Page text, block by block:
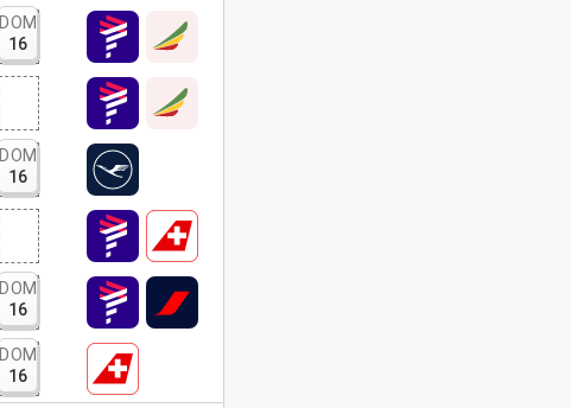
DOM
16
DOM
16
DOM
16
DOM
16